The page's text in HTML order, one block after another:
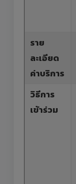
ราย
ละเอียด
ค่าบริการ
วิธีการ
เข้าร่วม